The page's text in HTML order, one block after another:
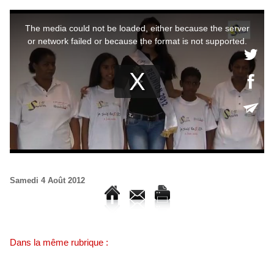
Samedi 4 Août 2012
Dans la même rubrique :